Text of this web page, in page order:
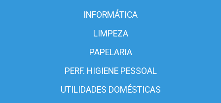
INFORMÁTICA
LIMPEZA
PAPELARIA
PERF. HIGIENE PESSOAL
UTILIDADES DOMÉSTICAS